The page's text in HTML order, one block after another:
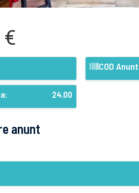
COD
24.00
anunt